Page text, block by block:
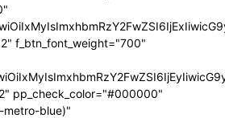
f_btn_font_weight="700"
pp_check_color="#000000"
metro-blue)"